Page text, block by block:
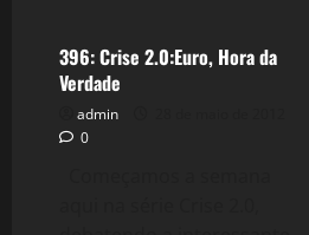
Mensagens
396: Crise 2.0:Euro, Hora da
Verdade
admin
0